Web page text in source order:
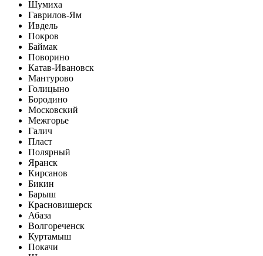
Шумиха
Гаврилов-Ям
Ивдель
Покров
Баймак
Поворино
Катав-Ивановск
Мантурово
Голицыно
Бородино
Московский
Межгорье
Галич
Пласт
Полярный
Яранск
Кирсанов
Бикин
Барыш
Красновишерск
Абаза
Волгореченск
Куртамыш
Покачи